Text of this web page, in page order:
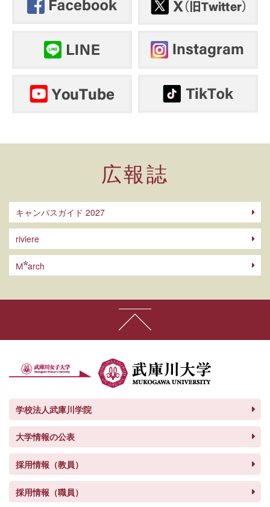
広報誌
キャンパスガイド 2027
riviere
M arch
学校法人武庫川学院
大学情報の公表
採用情報（教員）
採用情報（職員）